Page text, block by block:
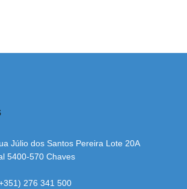
Júlio dos Santos Pereira Lote 20A
5400-570 Chaves
276 341 500